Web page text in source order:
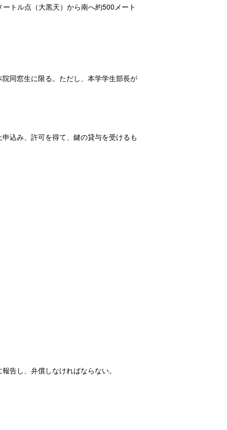
トル点（大黒天）から南へ約500メート
同窓生に限る。ただし、本学学生部長が
込み、許可を得て、鍵の貸与を受けるも
告し、弁償しなければならない。